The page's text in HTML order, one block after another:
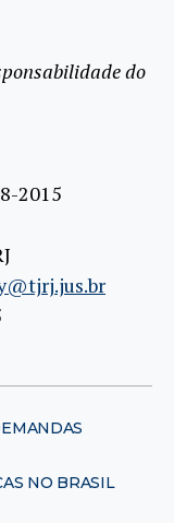
do
2015
NO BRASIL